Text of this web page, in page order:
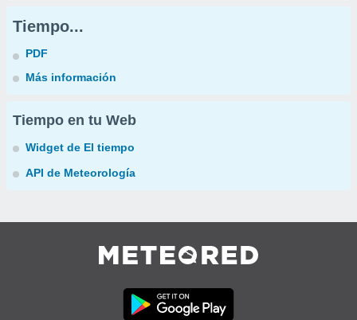
Tiempo...
PDF
Más información
Tiempo en tu Web
Widget de El tiempo
API de Meteorología